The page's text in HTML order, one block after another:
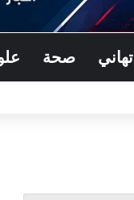
تهاني صحة